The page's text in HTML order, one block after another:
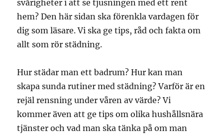
svårigheter i att se tjusningen med ett rent
hem? Den här sidan ska förenkla vardagen för
dig som läsare. Vi ska ge tips, råd och fakta om
allt som rör städning.
Hur städar man ett badrum? Hur kan man
skapa sunda rutiner med städning? Varför är en
rejäl rensning under våren av värde? Vi
kommer även att ge tips om olika hushållsnära
tjänster och vad man ska tänka på om man